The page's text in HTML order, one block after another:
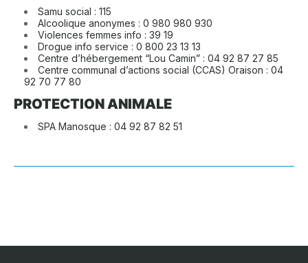
Samu social : 115
Alcoolique anonymes : 0 980 980 930
Violences femmes info : 39 19
Drogue info service : 0 800 23 13 13
Centre d’hébergement “Lou Camin” : 04 92 87 27 85
Centre communal d’actions social (CCAS) Oraison : 04
92 70 77 80
PROTECTION ANIMALE
SPA Manosque : 04 92 87 82 51